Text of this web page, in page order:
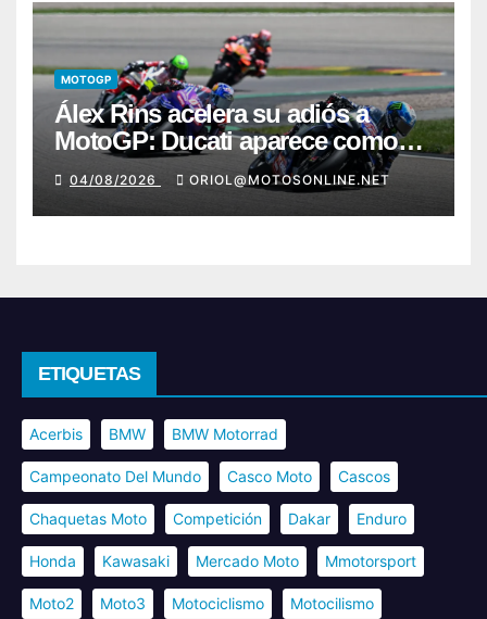
MOTOGP
Álex Rins acelera su adiós a
MotoGP: Ducati aparece como
destino en Superbike
04/08/2026 ORIOL@MOTOSONLINE.NET
ETIQUETAS
Acerbis BMW BMW Motorrad
Campeonato Del Mundo Casco Moto Cascos
Chaquetas Moto Competición Dakar Enduro
Honda Kawasaki Mercado Moto Mmotorsport
Moto2 Moto3 Motociclismo Motocilismo